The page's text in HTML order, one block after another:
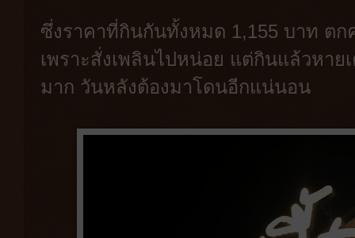
ซึ่งราคาที่กินกันทั้งหมด 1,155 บาท ต
เพราะสั่งเพลินไปหน่อย แต่กินแล้วหา
มาก วันหลังต้องมาโดนอีกแน่นอน